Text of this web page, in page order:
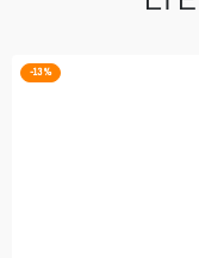
-13 %